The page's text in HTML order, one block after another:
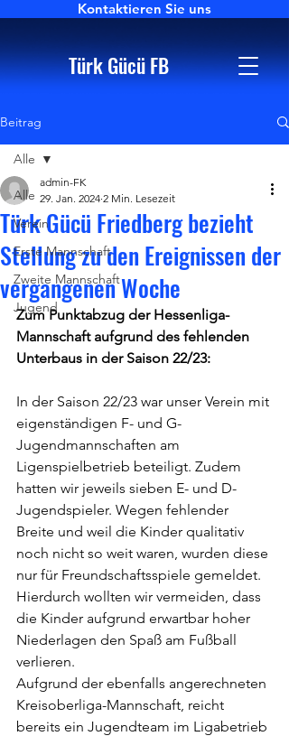
Türk Gücü FB
Kontaktieren Sie uns
Beitrag
Alle
Verein
Erste Mannschaft
Zweite Mannschaft
Jugend
Alle
Türk Gücü Friedberg bezieht
Stellung zu den Ereignissen der
vergangenen Woche
admin-FK
29. Jan. 2024 2 Min. Lesezeit
Zum Punktabzug der Hessenliga-
Mannschaft aufgrund des fehlenden
Unterbaus in der Saison 22/23:
In der Saison 22/23 war unser Verein mit
eigenständigen F- und G-
Jugendmannschaften am
Ligenspielbetrieb beteiligt. Zudem
hatten wir jeweils sieben E- und D-
Jugendspieler. Wegen fehlender
Breite und weil die Kinder qualitativ
noch nicht so weit waren, wurden diese
nur für Freundschaftsspiele gemeldet.
Hierdurch wollten wir vermeiden, dass
die Kinder aufgrund erwartbar hoher
Niederlagen den Spaß am Fußball
verlieren.
Aufgrund der ebenfalls angerechneten
Kreisoberliga-Mannschaft, reicht
bereits ein Jugendteam im Ligabetrieb